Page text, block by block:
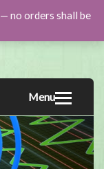
Menu
no orders shall be